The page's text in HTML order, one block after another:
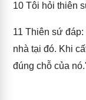
10 Tôi hỏi thiên
11 Thiên sứ đáp:
nhà tại đó. Khi
đúng chỗ của